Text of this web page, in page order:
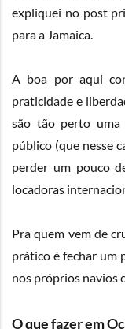
expliquei no post
para a Jamaica.
A boa por aqui
praticidade e
são tão perto uma
público (que nesse
perder um pouco
locadoras
Pra quem vem de
prático é fechar um
nos próprios navios
O que fazer em